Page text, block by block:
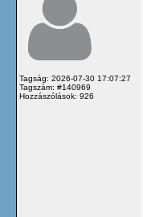
Tagság: 2026-07-30 17:07:27
Tagszám: #140969
Hozzászólások: 926